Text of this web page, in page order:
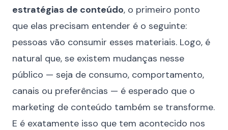
estratégias de conteúdo, o primeiro ponto
que elas precisam entender é o seguinte:
pessoas vão consumir esses materiais. Logo, é
natural que, se existem mudanças nesse
público — seja de consumo, comportamento,
canais ou preferências — é esperado que o
marketing de conteúdo também se transforme.
E é exatamente isso que tem acontecido nos